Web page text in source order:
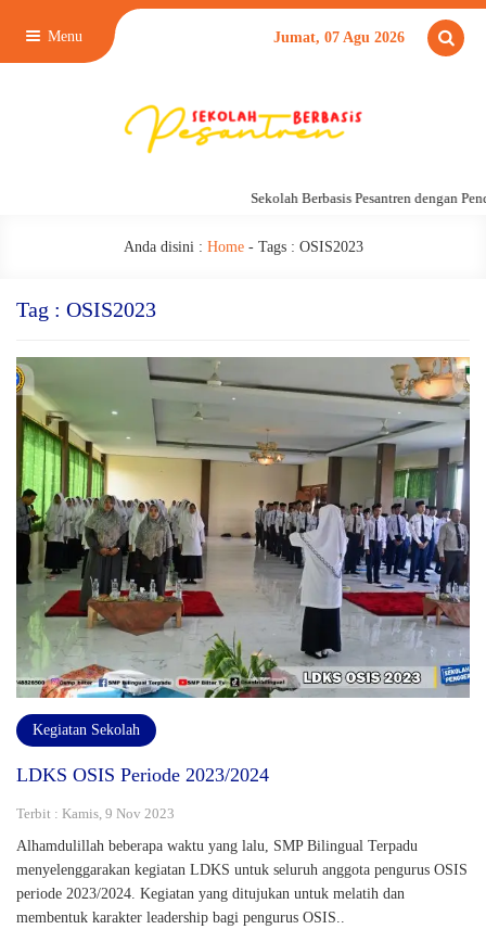
Menu Jumat, 07 Agu 2026
Sekolah Berbasis Pesantren dengan
Anda disini : Home- Tags : OSIS2023
Tag : OSIS2023
Kegiatan Sekolah
LDKS OSIS Periode 2023/2024
Terbit : Kamis, 9 Nov 2023
Alhamdulillah beberapa waktu yang lalu, SMP Bilingual Terpadu
menyelenggarakan kegiatan LDKS untuk seluruh anggota pengurus OSIS
periode 2023/2024. Kegiatan yang ditujukan untuk melatih dan
membentuk karakter leadership bagi pengurus OSIS..